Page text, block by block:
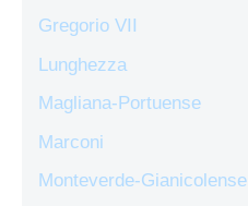
Gregorio VII
Lunghezza
Magliana-Portuense
Marconi
Monteverde-Gianicolense